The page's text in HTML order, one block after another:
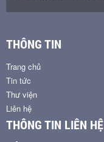
THÔNG TIN
Trang chủ
Tin tức
Thư viện
Liên hệ
THÔNG TIN LIÊN HỆ